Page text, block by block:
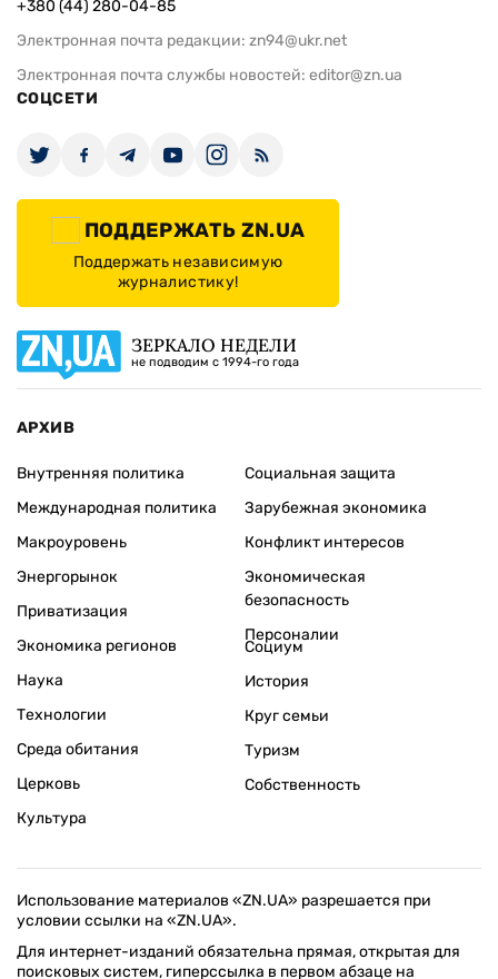
+380 (44) 280-04-85
Электронная почта редакции: zn94@ukr.net
Электронная почта службы новостей: editor@zn.ua
СОЦСЕТИ
ПОДДЕРЖАТЬ ZN.UA
Поддержать независимую
журналистику!
ЗЕРКАЛО НЕДЕЛИ
не подводим с 1994-го года
АРХИВ
Внутренняя политика
Международная политика
Макроуровень
Энергорынок
Приватизация
Экономика регионов
Социальная защита
Зарубежная экономика
Конфликт интересов
Экономическая
безопасность
Персоналии
Наука
Технологии
Среда обитания
Церковь
Культура
Социум
История
Круг семьи
Туризм
Собственность
Использование материалов «ZN.UA» разрешается при
условии ссылки на «ZN.UA».
Для интернет-изданий обязательна прямая, открытая для
поисковых систем, гиперссылка в первом абзаце на